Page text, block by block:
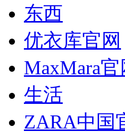
东西
优衣库官网
MaxMara官
生活
ZARA中国